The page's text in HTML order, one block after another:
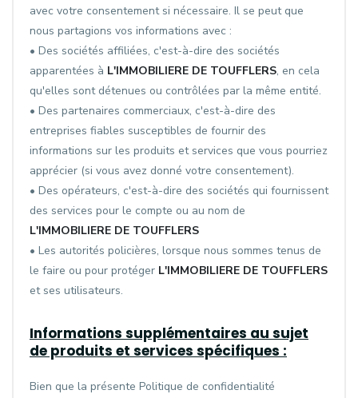
avec votre consentement si nécessaire. Il se peut que
nous partagions vos informations avec :
• Des sociétés affiliées, c'est-à-dire des sociétés
apparentées à L'IMMOBILIERE DE TOUFFLERS, en cela
qu'elles sont détenues ou contrôlées par la même entité.
• Des partenaires commerciaux, c'est-à-dire des
entreprises fiables susceptibles de fournir des
informations sur les produits et services que vous pourriez
apprécier (si vous avez donné votre consentement).
• Des opérateurs, c'est-à-dire des sociétés qui fournissent
des services pour le compte ou au nom de
L'IMMOBILIERE DE TOUFFLERS
• Les autorités policières, lorsque nous sommes tenus de
le faire ou pour protéger L'IMMOBILIERE DE TOUFFLERS
et ses utilisateurs.
Informations supplémentaires au sujet
de produits et services spécifiques :
Bien que la présente Politique de confidentialité